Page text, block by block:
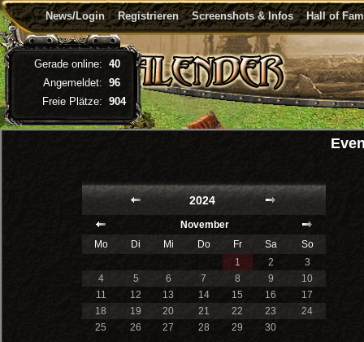
News/Login Registrieren Screenshots & Infos Hall of
2024
November
Mo
Di Mi Do Fr Sa
So
1
2
3
4
5 6 7 8 9
10
11
12 13 14 15 16
17
18
19 20 21 22 23
24
25
26 27 28 29 30
Gerade online: 40
Angemeldet: 96
Freie Plätze: 904